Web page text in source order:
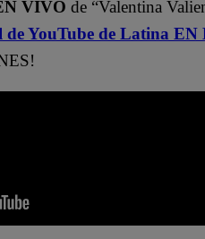
VIVO de “Valentina
de YouTube de Latina EN